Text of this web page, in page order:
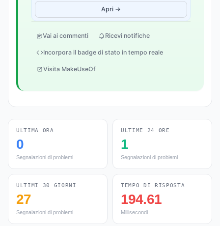
Apri →
Vai ai commenti Ricevi notifiche
Incorpora il badge di stato in tempo reale
Visita MakeUseOf
ULTIMA ORA
0
Segnalazioni di problemi
ULTIME 24 ORE
1
Segnalazioni di problemi
ULTIMI 30 GIORNI
27
Segnalazioni di problemi
TEMPO DI RISPOSTA
194.61
Millisecondi